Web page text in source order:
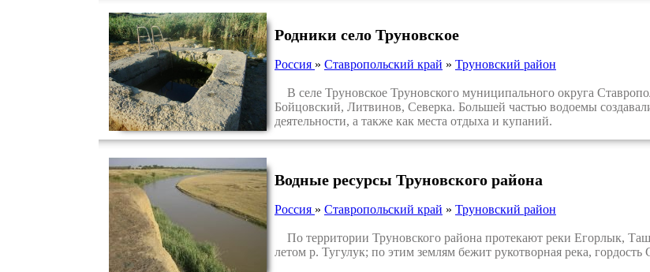
Родники село Труновское
Россия » Ставропольский край » Труновский район
В селе Труновское Труновского муниципального округа
Бойцовский, Литвинов, Северка. Большей частью водоемы
деятельности, а также как места отдыха и купаний.
Водные ресурсы Труновского района
Россия » Ставропольский край » Труновский район
По территории Труновского района протекают реки Егорлык,
летом р. Тугулук; по этим землям бежит рукотворная река,